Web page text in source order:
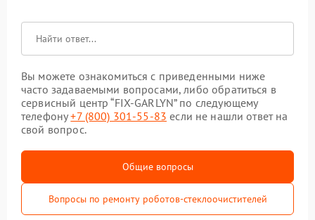
Вы можете ознакомиться с приведенными ниже
часто задаваемыми вопросами, либо обратиться в
сервисный центр “FIX-GARLYN” по следующему
телефону+7 (800) 301-55-83 если не нашли ответ на
свой вопрос.
Общие вопросы
Вопросы по ремонту роботов-стеклоочистителей